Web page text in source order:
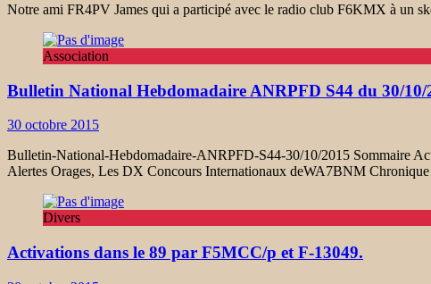
Notre ami FR4PV James qui a participé avec le radio club F6KMX à un
Association
Bulletin National Hebdomadaire ANRPFD S44 du 30/10/
30 octobre 2015
Bulletin-National-Hebdomadaire-ANRPFD-S44-30/10/2015 Sommaire
Alertes Orages, Les DX Concours Internationaux deWA7BNM
Divers
Activations dans le 89 par F5MCC/p et F-13049.